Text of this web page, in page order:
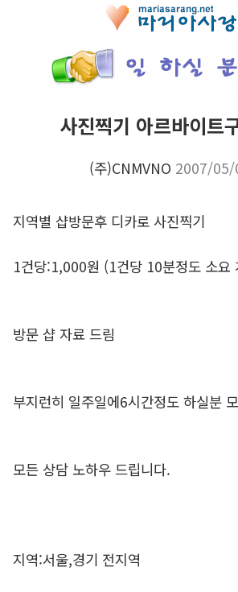
사진찍기 아르바이트
(주)CNMVNO 2007/05/
지역별 샵방문후 디카로 사진찍기
1건당:1,000원 (1건당 10분정도 소요
방문 샵 자료 드림
부지런히 일주일에6시간정도 하실분
모든 상담 노하우 드립니다.
지역:서울,경기 전지역